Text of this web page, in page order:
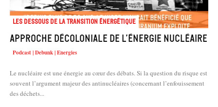
Les dessous de la transition énergétique
Approche décoloniale de l’énergie nucléaire
Podcast | Debunk | Energies
Le nucléaire est une énergie au cœur des débats. Si la question du risque est
souvent l’argument majeur des antinucléaires (concernant l’enfouissement
des déchets...